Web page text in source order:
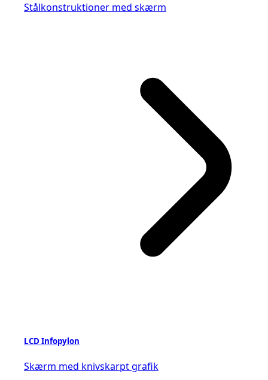
Stålkonstruktioner med skærm
LCD Infopylon
Skærm med knivskarpt grafik